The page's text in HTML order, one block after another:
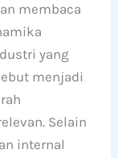
membaca
yang
menjadi
Selain
internal